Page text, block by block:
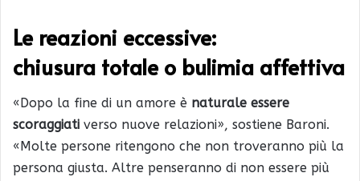
Le reazioni eccessive:
chiusura totale o bulimia affettiva
«Dopo la fine di un amore è naturale essere
scoraggiati verso nuove relazioni», sostiene Baroni.
«Molte persone ritengono che non troveranno più la
persona giusta. Altre penseranno di non essere più